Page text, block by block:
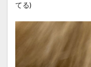
てる)